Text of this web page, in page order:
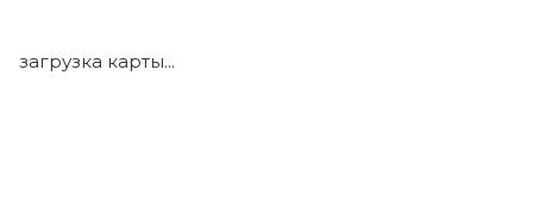
загрузка карты...